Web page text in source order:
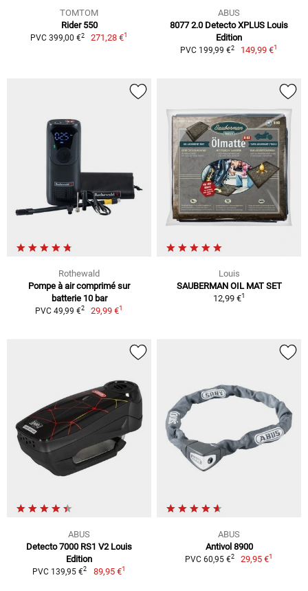
TOMTOM
Rider 550
PVC 399,00 €2 271,28 €1
ABUS
8077 2.0 Detecto XPLUS Louis
Edition
PVC 199,99 €2 149,99 €1
Rothewald
Pompe à air comprimé sur
batterie 10 bar
PVC 49,99 €2 29,99 €1
Louis
SAUBERMAN OIL MAT SET
12,99 €1
ABUS
Detecto 7000 RS1 V2 Louis
Edition
PVC 139,95 €2 89,95 €1
ABUS
Antivol 8900
PVC 60,95 €2 29,95 €1